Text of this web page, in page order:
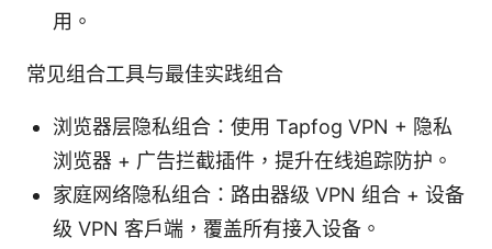
用。
常见组合工具与最佳实践组合
浏览器层隐私组合：使用 Tapfog VPN + 隐私
浏览器 + 广告拦截插件，提升在线追踪防护。
家庭网络隐私组合：路由器级 VPN 组合 + 设备
级 VPN 客户端，覆盖所有接入设备。